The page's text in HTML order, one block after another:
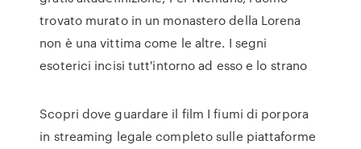
trovato murato in un monastero della Lorena
non è una vittima come le altre. I segni
esoterici incisi tutt'intorno ad esso e lo strano
Scopri dove guardare il film I fiumi di porpora
in streaming legale completo sulle piattaforme